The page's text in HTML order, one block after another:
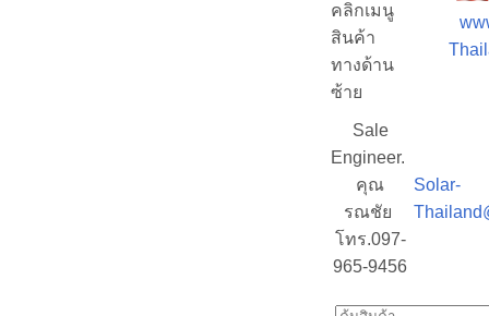
คลิกเมนู
สินค้า
ทางด้าน
ซ้าย
Sale
Engineer.
คุณ
รณชัย
โทร.097-
965-9456
Solar-